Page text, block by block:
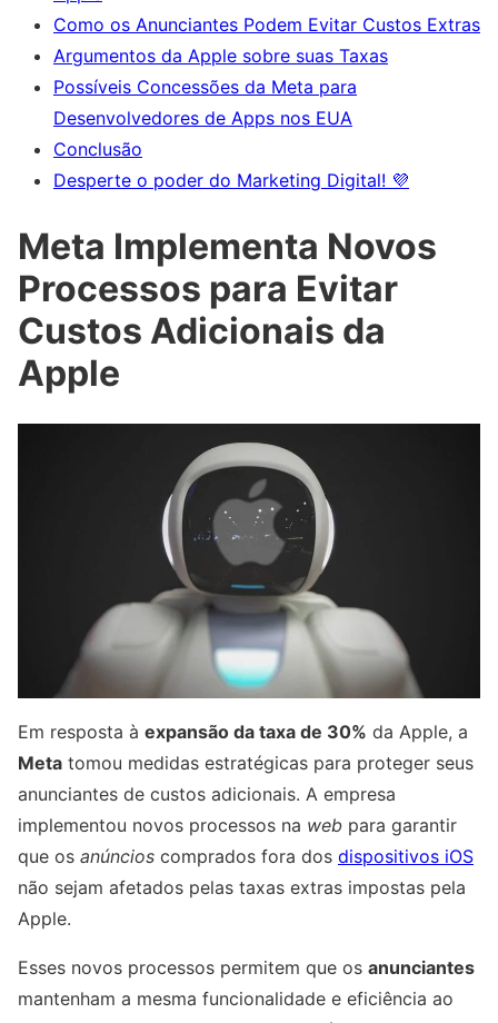
Como os Anunciantes Podem Evitar Custos Extras
Argumentos da Apple sobre suas Taxas
Possíveis Concessões da Meta para
Desenvolvedores de Apps nos EUA
Conclusão
Desperte o poder do Marketing Digital! 💜
Meta Implementa Novos
Processos para Evitar
Custos Adicionais da
Apple
Em resposta à expansão da taxa de 30% da Apple, a
Meta tomou medidas estratégicas para proteger seus
anunciantes de custos adicionais. A empresa
implementou novos processos na web para garantir
que os anúncios comprados fora dos dispositivos iOS
não sejam afetados pelas taxas extras impostas pela
Apple.
Esses novos processos permitem que os anunciantes
mantenham a mesma funcionalidade e eficiência ao